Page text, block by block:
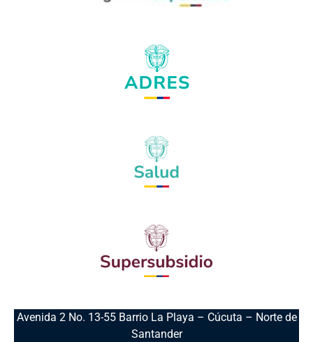
Avenida 2 No. 13-55 Barrio La Playa – Cúcuta – Norte de
Santander